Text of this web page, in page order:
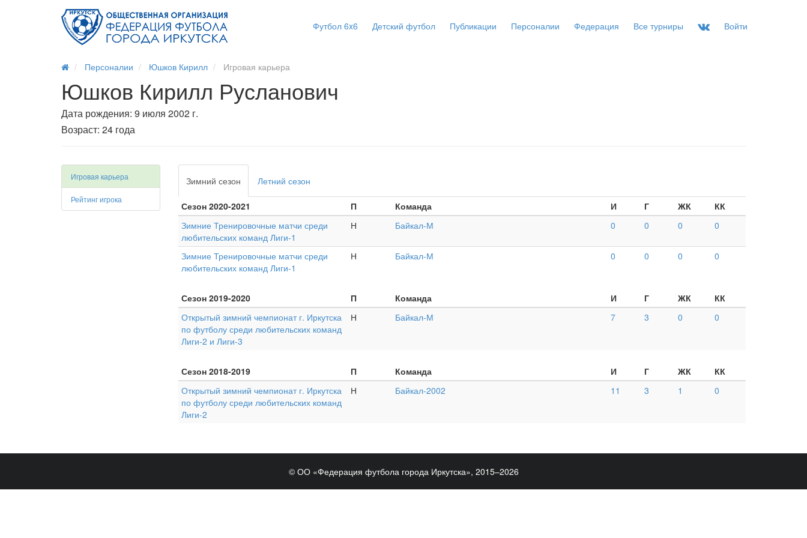
Футбол 6x6 Детский футбол Публикации Персоналии Федерация Все турниры Войти
Персоналии Юшков Кирилл Игровая карьера
Юшков Кирилл Русланович
Дата рождения: 9 июля 2002 г.
Возраст: 24 года
Игровая карьера
Рейтинг игрока
Зимний сезон Летний сезон
Сезон 2020-2021 П Команда И Г ЖК
КК
Зимние Тренировочные матчи среди
любительских команд Лиги-1
Н Байкал-М 0 0 0 0
Зимние Тренировочные матчи среди
любительских команд Лиги-1
Н Байкал-М 0 0 0 0
Сезон 2019-2020 П Команда И Г ЖК
КК
Открытый зимний чемпионат г. Иркутска
по футболу среди любительских команд
Лиги-2 и Лиги-3
Н Байкал-М 7 3 0 0
Сезон 2018-2019 П Команда И Г ЖК
КК
Открытый зимний чемпионат г. Иркутска
по футболу среди любительских команд
Лиги-2
Н Байкал-2002 11 3 1 0
© ОО «Федерация футбола города Иркутска», 2015–2026